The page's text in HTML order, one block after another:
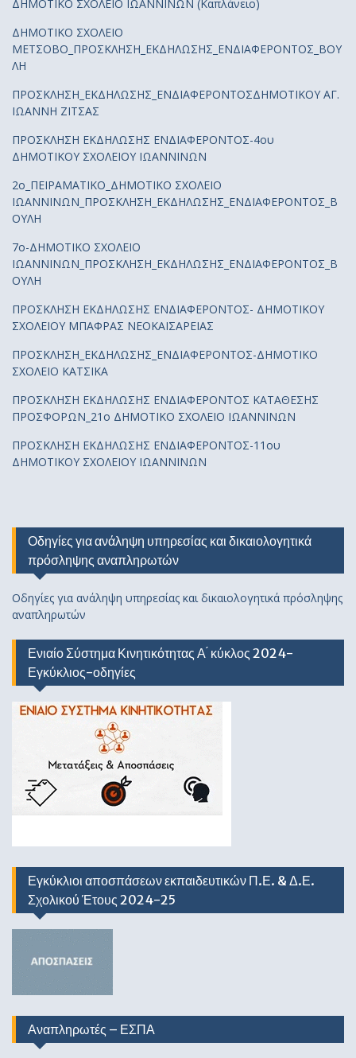
ΔΗΜΟΤΙΚΟ ΣΧΟΛΕΙΟ ΙΩΑΝΝΙΝΩΝ (Καπλάνειο)
ΔΗΜΟΤΙΚΟ ΣΧΟΛΕΙΟ
ΜΕΤΣΟΒΟ_ΠΡΟΣΚΛΗΣΗ_ΕΚΔΗΛΩΣΗΣ_ΕΝΔΙΑΦΕΡΟΝΤΟΣ_ΒΟΥ
ΛΗ
ΠΡΟΣΚΛΗΣΗ_ΕΚΔΗΛΩΣΗΣ_ΕΝΔΙΑΦΕΡΟΝΤΟΣΔΗΜΟΤΙΚΟΥ ΑΓ.
ΙΩΑΝΝΗ ΖΙΤΣΑΣ
ΠΡΟΣΚΛΗΣΗ ΕΚΔΗΛΩΣΗΣ ΕΝΔΙΑΦΕΡΟΝΤΟΣ-4ου
ΔΗΜΟΤΙΚΟΥ ΣΧΟΛΕΙΟΥ ΙΩΑΝΝΙΝΩΝ
2ο_ΠΕΙΡΑΜΑΤΙΚΟ_ΔΗΜΟΤΙΚΟ ΣΧΟΛΕΙΟ
ΙΩΑΝΝΙΝΩΝ_ΠΡΟΣΚΛΗΣΗ_ΕΚΔΗΛΩΣΗΣ_ΕΝΔΙΑΦΕΡΟΝΤΟΣ_Β
ΟΥΛΗ
7ο-ΔΗΜΟΤΙΚΟ ΣΧΟΛΕΙΟ
ΙΩΑΝΝΙΝΩΝ_ΠΡΟΣΚΛΗΣΗ_ΕΚΔΗΛΩΣΗΣ_ΕΝΔΙΑΦΕΡΟΝΤΟΣ_Β
ΟΥΛΗ
ΠΡΟΣΚΛΗΣΗ ΕΚΔΗΛΩΣΗΣ ΕΝΔΙΑΦΕΡΟΝΤΟΣ- ΔΗΜΟΤΙΚΟΥ
ΣΧΟΛΕΙΟΥ ΜΠΑΦΡΑΣ ΝΕΟΚΑΙΣΑΡΕΙΑΣ
ΠΡΟΣΚΛΗΣΗ_ΕΚΔΗΛΩΣΗΣ_ΕΝΔΙΑΦΕΡΟΝΤΟΣ-ΔΗΜΟΤΙΚΟ
ΣΧΟΛΕΙΟ ΚΑΤΣΙΚΑ
ΠΡΟΣΚΛΗΣΗ ΕΚΔΗΛΩΣΗΣ ΕΝΔΙΑΦΕΡΟΝΤΟΣ ΚΑΤΑΘΕΣΗΣ
ΠΡΟΣΦΟΡΩΝ_21ο ΔΗΜΟΤΙΚΟ ΣΧΟΛΕΙΟ ΙΩΑΝΝΙΝΩΝ
ΠΡΟΣΚΛΗΣΗ ΕΚΔΗΛΩΣΗΣ ΕΝΔΙΑΦΕΡΟΝΤΟΣ-11ου
ΔΗΜΟΤΙΚΟΥ ΣΧΟΛΕΙΟΥ ΙΩΑΝΝΙΝΩΝ
Οδηγίες για ανάληψη υπηρεσίας και δικαιολογητικά
πρόσληψης αναπληρωτών
Οδηγίες για ανάληψη υπηρεσίας και δικαιολογητικά πρόσληψης
αναπληρωτών
Ενιαίο Σύστημα Κινητικότητας Α ́ κύκλος 2024-
Εγκύκλιος-οδηγίες
Εγκύκλιοι αποσπάσεων εκπαιδευτικών Π.Ε. & Δ.Ε.
Σχολικού Έτους 2024-25
Αναπληρωτές – ΕΣΠΑ